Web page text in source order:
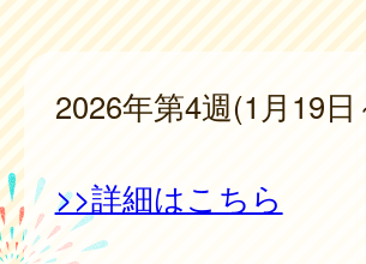
2026年第4週(1月19
>>詳細はこちら